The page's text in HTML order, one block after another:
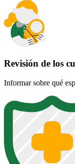
Revisión de los
Informar sobre qué